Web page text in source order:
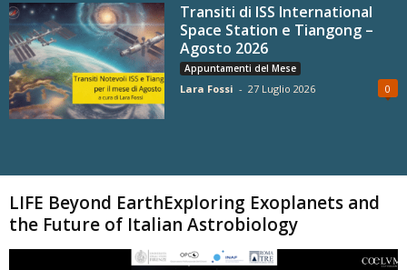
Transiti di ISS International
Space Station e Tiangong –
Agosto 2026
Appuntamenti del Mese
Lara Fossi - 27 Luglio 2026 0
LIFE Beyond EarthExploring Exoplanets and
the Future of Italian Astrobiology